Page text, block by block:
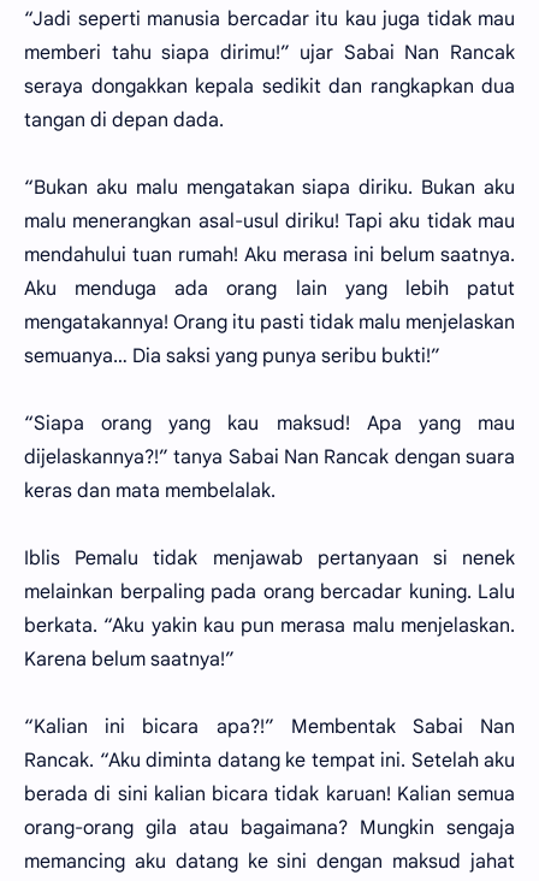
“Jadi seperti manusia bercadar itu kau juga tidak mau
memberi tahu siapa dirimu!” ujar Sabai Nan Rancak
seraya dongakkan kepala sedikit dan rangkapkan dua
tangan di depan dada.
“Bukan aku malu mengatakan siapa diriku. Bukan aku
malu menerangkan asal-usul diriku! Tapi aku tidak mau
mendahului tuan rumah! Aku merasa ini belum saatnya.
Aku menduga ada orang lain yang lebih patut
mengatakannya! Orang itu pasti tidak malu menjelaskan
semuanya… Dia saksi yang punya seribu bukti!”
“Siapa orang yang kau maksud! Apa yang mau
dijelaskannya?!” tanya Sabai Nan Rancak dengan suara
keras dan mata membelalak.
Iblis Pemalu tidak menjawab pertanyaan si nenek
melainkan berpaling pada orang bercadar kuning. Lalu
berkata. “Aku yakin kau pun merasa malu menjelaskan.
Karena belum saatnya!”
“Kalian ini bicara apa?!” Membentak Sabai Nan
Rancak. “Aku diminta datang ke tempat ini. Setelah aku
berada di sini kalian bicara tidak karuan! Kalian semua
orang-orang gila atau bagaimana? Mungkin sengaja
memancing aku datang ke sini dengan maksud jahat